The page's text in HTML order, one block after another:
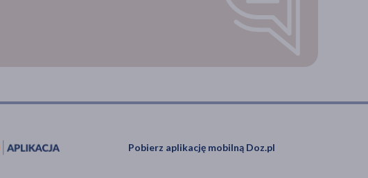
Pobierz aplikację mobilną Doz.pl